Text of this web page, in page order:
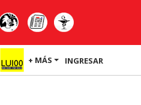
+ MÁS INGRESAR